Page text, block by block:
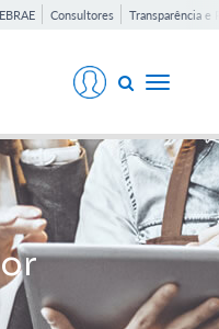
Consultores Transparência e
Toggle